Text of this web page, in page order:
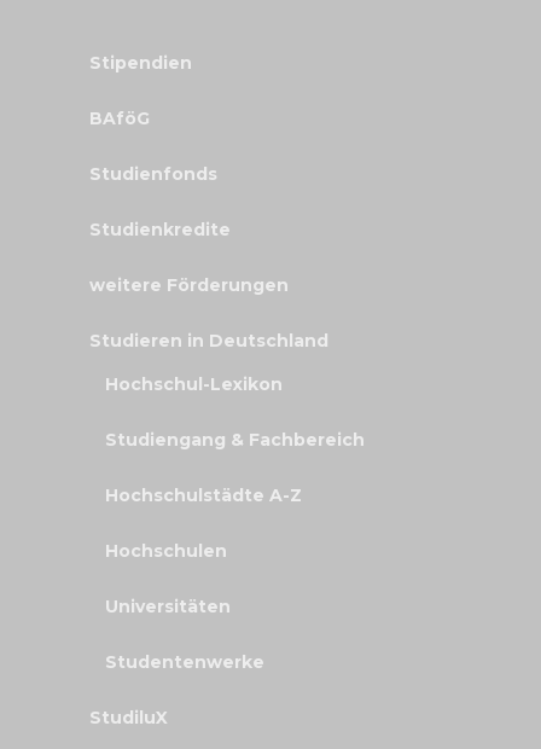
Stipendien
BAföG
Studienfonds
Studienkredite
weitere Förderungen
Studieren in Deutschland
Hochschul-Lexikon
Studiengang & Fachbereich
Hochschulstädte A-Z
Hochschulen
Universitäten
Studentenwerke
StudiluX